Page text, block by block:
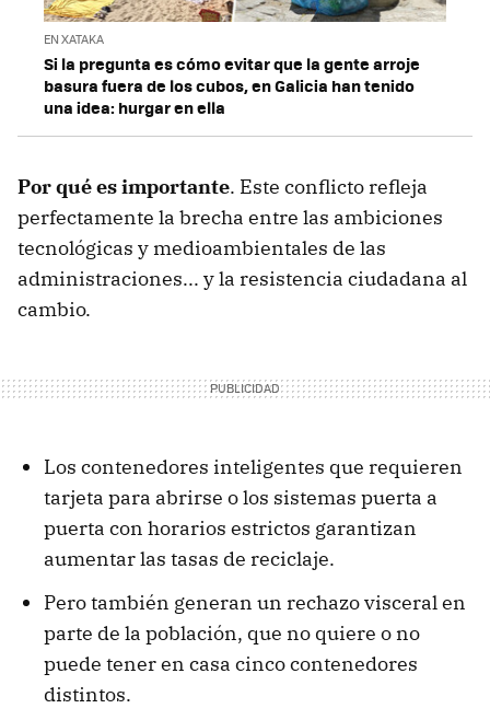
EN XATAKA
Si la pregunta es cómo evitar que la gente arroje
basura fuera de los cubos, en Galicia han tenido
una idea: hurgar en ella
Por qué es importante. Este conflicto refleja
perfectamente la brecha entre las ambiciones
tecnológicas y medioambientales de las
administraciones... y la resistencia ciudadana al
cambio.
Los contenedores inteligentes que requieren
tarjeta para abrirse o los sistemas puerta a
puerta con horarios estrictos garantizan
aumentar las tasas de reciclaje.
Pero también generan un rechazo visceral en
parte de la población, que no quiere o no
puede tener en casa cinco contenedores
distintos.